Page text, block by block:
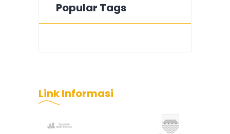
Popular Tags
LinkInformasi